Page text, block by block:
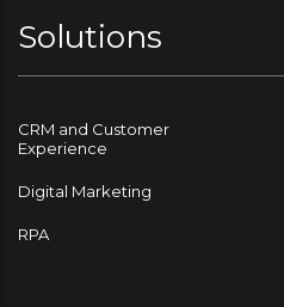
Solutions
CRM and Customer
Experience
Digital Marketing
RPA